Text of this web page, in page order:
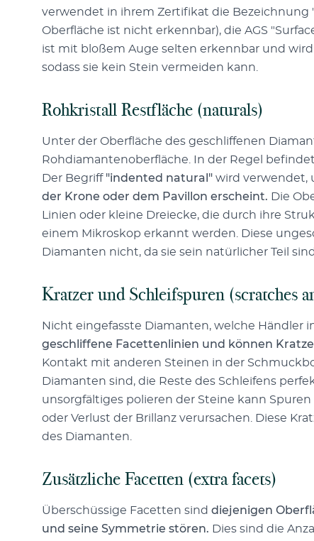
verwendet in ihrem Zertifikat die Bezeichnung
Oberfläche ist nicht erkennbar), die AGS
ist mit bloßem Auge selten erkennbar und
sodass sie kein Stein vermeiden kann.
Rohkristall Restfläche (naturals)
Unter der Oberfläche des geschliffenen
Rohdiamantenoberfläche. In der Regel
Der Begriff "indented natural" wird verwendet,
der Krone oder dem Pavillon erscheint. Die
Linien oder kleine Dreiecke, die durch ihre
einem Mikroskop erkannt werden. Diese
Diamanten nicht, da sie sein natürlicher Teil
Kratzer und Schleifspuren (scratches
Nicht eingefasste Diamanten, welche Händler
geschliffene Facettenlinien und können
Kontakt mit anderen Steinen in der
Diamanten sind, die Reste des Schleifens
unsorgfältiges polieren der Steine kann
oder Verlust der Brillanz verursachen. Diese
des Diamanten.
Zusätzliche Facetten (extra facets)
Überschüssige Facetten sind diejenigen
und seine Symmetrie stören. Dies sind die